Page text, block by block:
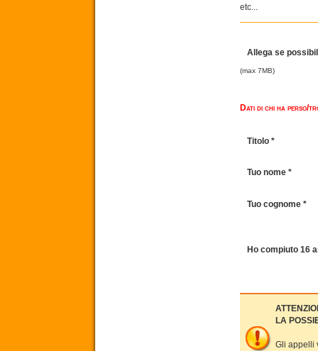
etc...
Allega se
(max 7MB)
Dati di chi ha perso/
Titolo *
Tuo nome *
Tuo cognome *
Ho compiuto 16
LA
Gli appelli